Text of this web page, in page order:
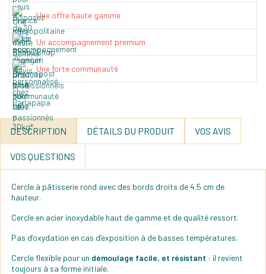
Une offre haute gamme
Un accompagnement premium
Une forte communauté
DESCRIPTION DÉTAILS DU PRODUIT VOS AVIS
VOS QUESTIONS
Cercle à pâtisserie rond avec des bords droits de 4.5 cm de
hauteur.
Cercle en acier inoxydable haut de gamme et de qualité ressort.
Pas d’oxydation en cas d’exposition à de basses températures.
Cercle flexible pour un démoulage facile, et résistant : il revient
toujours à sa forme initiale.